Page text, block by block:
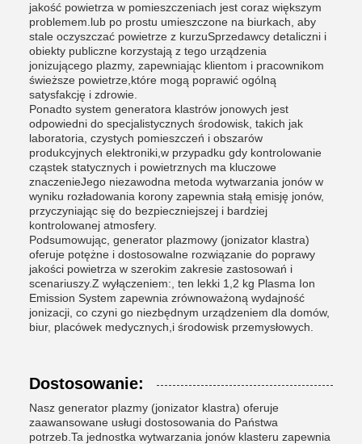
jakość powietrza w pomieszczeniach jest coraz większym
problemem.lub po prostu umieszczone na biurkach, aby
stale oczyszczać powietrze z kurzuSprzedawcy detaliczni i
obiekty publiczne korzystają z tego urządzenia
jonizującego plazmy, zapewniając klientom i pracownikom
świeższe powietrze,które mogą poprawić ogólną
satysfakcję i zdrowie.
Ponadto system generatora klastrów jonowych jest
odpowiedni do specjalistycznych środowisk, takich jak
laboratoria, czystych pomieszczeń i obszarów
produkcyjnych elektroniki,w przypadku gdy kontrolowanie
cząstek statycznych i powietrznych ma kluczowe
znaczenieJego niezawodna metoda wytwarzania jonów w
wyniku rozładowania korony zapewnia stałą emisję jonów,
przyczyniając się do bezpieczniejszej i bardziej
kontrolowanej atmosfery.
Podsumowując, generator plazmowy (jonizator klastra)
oferuje potężne i dostosowalne rozwiązanie do poprawy
jakości powietrza w szerokim zakresie zastosowań i
scenariuszy.Z wyłączeniem:, ten lekki 1,2 kg Plasma Ion
Emission System zapewnia zrównoważoną wydajność
jonizacji, co czyni go niezbędnym urządzeniem dla domów,
biur, placówek medycznych,i środowisk przemysłowych.
Dostosowanie:
Nasz generator plazmy (jonizator klastra) oferuje
zaawansowane usługi dostosowania do Państwa
potrzeb.Ta jednostka wytwarzania jonów klasteru zapewnia